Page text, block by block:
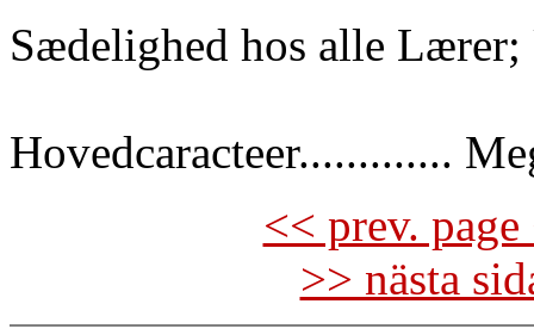
Sædelighed hos alle
Hovedcaracteer.............
<< prev.
>> nästa